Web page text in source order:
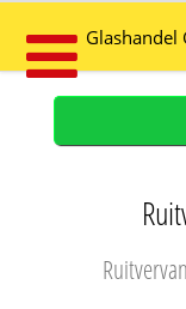
Glashandel